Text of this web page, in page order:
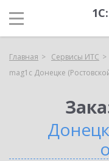
Главная Сервисы ИТС
mag1c Донецке